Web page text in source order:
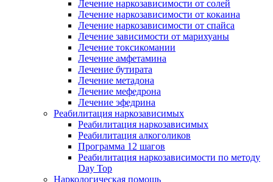
Лечение наркозависимости от солей
Лечение наркозависимости от кокаина
Лечение наркозависимости от спайса
Лечение зависимости от марихуаны
Лечение токсикомании
Лечение амфетамина
Лечение бутирата
Лечение метадона
Лечение мефедрона
Лечение эфедрина
Реабилитация наркозависимых
Реабилитация наркозависимых
Реабилитация алкоголиков
Программа 12 шагов
Реабилитация наркозависимости по методу
Day Top
Наркологическая помощь